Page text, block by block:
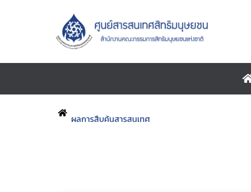
ผลการสืบค้นสารสนเทศ